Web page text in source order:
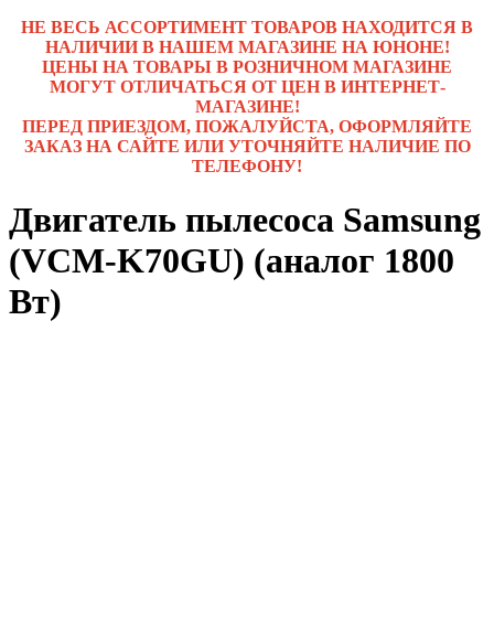
НЕ ВЕСЬ АССОРТИМЕНТ ТОВАРОВ НАХОДИТСЯ В
НАЛИЧИИ В НАШЕМ МАГАЗИНЕ НА ЮНОНЕ!
ЦЕНЫ НА ТОВАРЫ В РОЗНИЧНОМ МАГАЗИНЕ
МОГУТ ОТЛИЧАТЬСЯ ОТ ЦЕН В ИНТЕРНЕТ-
МАГАЗИНЕ!
ПЕРЕД ПРИЕЗДОМ, ПОЖАЛУЙСТА, ОФОРМЛЯЙТЕ
ЗАКАЗ НА САЙТЕ ИЛИ УТОЧНЯЙТЕ НАЛИЧИЕ ПО
ТЕЛЕФОНУ!
Двигатель пылесоса Samsung
(VCM-K70GU) (аналог 1800
Вт)